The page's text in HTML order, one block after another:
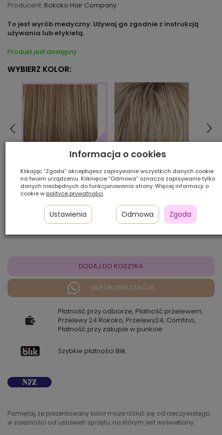
Producent: Rokoko Hair Company
To jest wyrób medyczny. Używaj go zgodnie z instrukcją
używania lub etykietą.
Produkt jest dostępny
WYBIERZ KOLOR:
10/24/80
1 150,00 zł
DODAJ DO KOSZYKA
VIDEOKONSULTACJA
Płatność przy odbiorze, Płatność przelewem,
Przelewy 24 Rokoko, Przelewy24, Comfino,
Płatność przy zakupie w punkcie
Szybkie płatności Blik.
Pamiętaj, że prezentowany kolor może różnić się od rzeczywistego
w zależności od ustawień sprzętu, na którym jest wyświetlany.
Informacja o cookies
Klikając “Zgoda” akceptujesz zapisywanie wszystkich danych cookie
na twoim urządzeniu. Kliknięcie “Odmowa” oznacza zapisywanie tylko
danych niezbędnych do funkcjonowania strony. Więcej informacji o
cookie w polityce prywatności.
Ustawienia Odmowa Zgoda